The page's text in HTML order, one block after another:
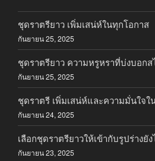
ชุดราตรียาว เพิ่มเสน่ห์ในทุกโอกาส
กันยายน 25, 2025
ชุดราตรียาว ความหรูหราที่บ่งบอก
กันยายน 25, 2025
ชุดราตรี เพิ่มเสน่ห์และความมั่นใจใ
กันยายน 24, 2025
เลือกชุดราตรียาวให้เข้ากับรูปร่างยั
กันยายน 23, 2025